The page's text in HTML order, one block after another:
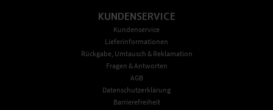
KUNDENSERVICE
Kundenservice
Lieferinformationen
Rückgabe, Umtausch & Reklamation
Fragen & Antworten
AGB
Datenschutzerklärung
Barrierefreiheit